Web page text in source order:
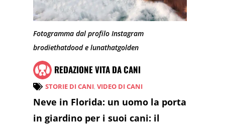
Fotogramma dal profilo Instagram
brodiethatdood e lunathatgolden
REDAZIONE VITA DA CANI
STORIE DI CANI,VIDEO DI CANI
Neve in Florida: un uomo la porta
in giardino per i suoi cani: il